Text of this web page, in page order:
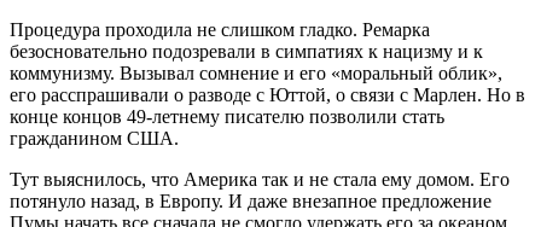
Процедура проходила не слишком гладко. Ремарка
безосновательно подозревали в симпатиях к нацизму и к
коммунизму. Вызывал сомнение и его «моральный облик»,
его расспрашивали о разводе с Юттой, о связи с Марлен. Но в
конце концов 49-летнему писателю позволили стать
гражданином США.
Тут выяснилось, что Америка так и не стала ему домом. Его
потянуло назад, в Европу. И даже внезапное предложение
Пумы начать все сначала не смогло удержать его за океаном.